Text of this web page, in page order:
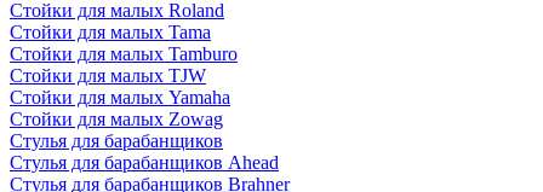
Стойки для малых Roland
Стойки для малых Tama
Стойки для малых Tamburo
Стойки для малых TJW
Стойки для малых Yamaha
Стойки для малых Zowag
Стулья для барабанщиков
Стулья для барабанщиков Ahead
Стулья для барабанщиков Brahner